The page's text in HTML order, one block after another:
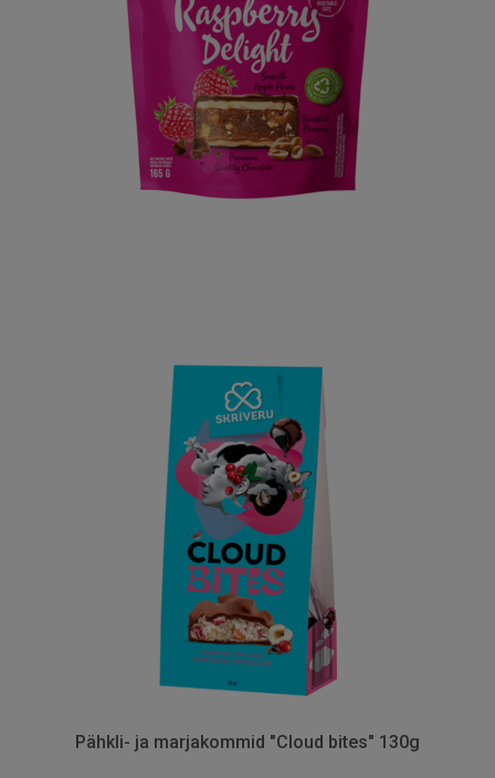
Pähkli- ja marjakommid "Cloud bites" 130g